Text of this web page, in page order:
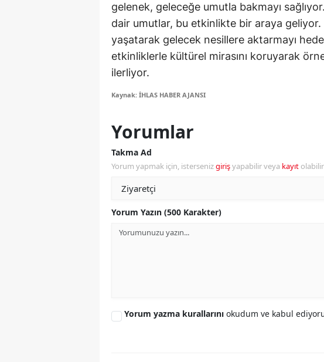
Ordu
Rize
Sakarya
Sivas
gelenek, geleceğe umutla bakmayı
dair umutlar, bu etkinlikte bir araya
yaşatarak gelecek nesillere aktarmayı
etkinliklerle kültürel mirasını koruyarak
ilerliyor.
Kaynak: İHLAS HABER AJANSI
Yorumlar
Takma Ad
Yorum yapmak için, istersenizgirişyapabilir veya kayıt
Yorum Yazın (500 Karakter)
Yorum yazma kurallarını okudum ve kabul